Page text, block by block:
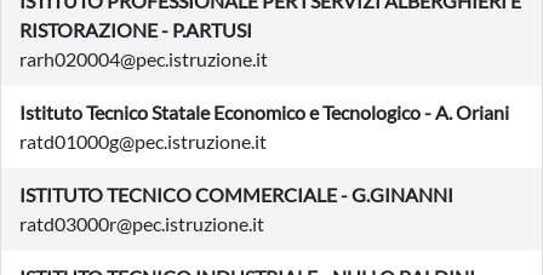
RISTORAZIONE - P.ARTUSI
rarh020004@pec.istruzione.it
Istituto Tecnico Statale Economico e Tecnologico - A. Oriani
ratd01000g@pec.istruzione.it
ISTITUTO TECNICO COMMERCIALE - G.GINANNI
ratd03000r@pec.istruzione.it